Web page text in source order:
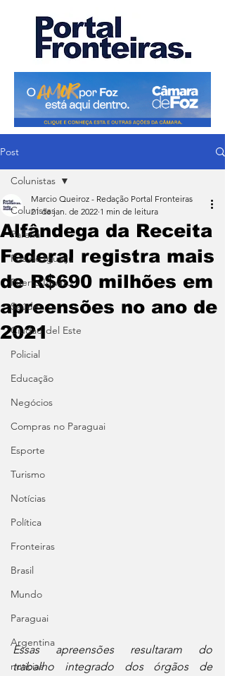
Post
Colunistas
Paraná
Foz do Iguaçu
Puerto Iguazu
Saúde
Ciudad del Este
Policial
Educação
Negócios
Compras no Paraguai
Esporte
Turismo
Notícias
Política
Fronteiras
Brasil
Mundo
Paraguai
Argentina
noticias
Colunistas
Alfândega da Receita
Federal registra mais
de R$690 milhões em
apreensões no ano de
2021
Marcio Queiroz - Redação Portal Fronteiras
21 de jan. de 2022 1 min de leitura
Essas apreensões resultaram do
trabalho integrado dos órgãos de